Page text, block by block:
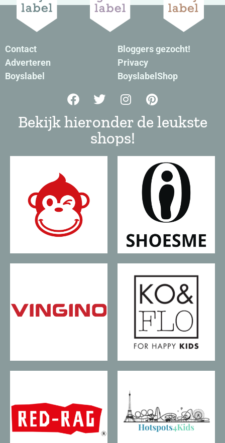
Contact
Adverteren
Boyslabel
Bloggers gezocht!
Privacy
BoyslabelShop
Bekijk hieronder de leukste
shops!